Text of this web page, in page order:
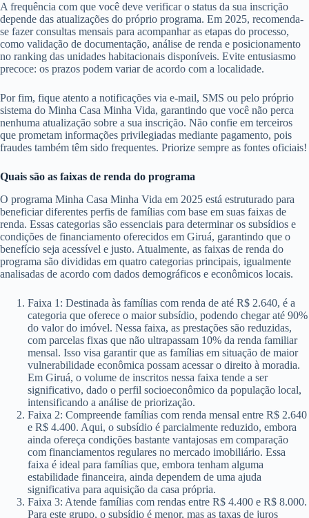
A frequência com que você deve verificar o status da sua inscrição
depende das atualizações do próprio programa. Em 2025, recomenda-
se fazer consultas mensais para acompanhar as etapas do processo,
como validação de documentação, análise de renda e posicionamento
no ranking das unidades habitacionais disponíveis. Evite entusiasmo
precoce: os prazos podem variar de acordo com a localidade.
Por fim, fique atento a notificações via e-mail, SMS ou pelo próprio
sistema do Minha Casa Minha Vida, garantindo que você não perca
nenhuma atualização sobre a sua inscrição. Não confie em terceiros
que prometam informações privilegiadas mediante pagamento, pois
fraudes também têm sido frequentes. Priorize sempre as fontes oficiais!
Quais são as faixas de renda do programa
O programa Minha Casa Minha Vida em 2025 está estruturado para
beneficiar diferentes perfis de famílias com base em suas faixas de
renda. Essas categorias são essenciais para determinar os subsídios e
condições de financiamento oferecidos em Giruá, garantindo que o
benefício seja acessível e justo. Atualmente, as faixas de renda do
programa são divididas em quatro categorias principais, igualmente
analisadas de acordo com dados demográficos e econômicos locais.
Faixa 1: Destinada às famílias com renda de até R$ 2.640, é a
categoria que oferece o maior subsídio, podendo chegar até 90%
do valor do imóvel. Nessa faixa, as prestações são reduzidas,
com parcelas fixas que não ultrapassam 10% da renda familiar
mensal. Isso visa garantir que as famílias em situação de maior
vulnerabilidade econômica possam acessar o direito à moradia.
Em Giruá, o volume de inscritos nessa faixa tende a ser
significativo, dado o perfil socioeconômico da população local,
intensificando a análise de priorização.
Faixa 2: Compreende famílias com renda mensal entre R$ 2.640
e R$ 4.400. Aqui, o subsídio é parcialmente reduzido, embora
ainda ofereça condições bastante vantajosas em comparação
com financiamentos regulares no mercado imobiliário. Essa
faixa é ideal para famílias que, embora tenham alguma
estabilidade financeira, ainda dependem de uma ajuda
significativa para aquisição da casa própria.
Faixa 3: Atende famílias com rendas entre R$ 4.400 e R$ 8.000.
Para este grupo, o subsídio é menor, mas as taxas de juros